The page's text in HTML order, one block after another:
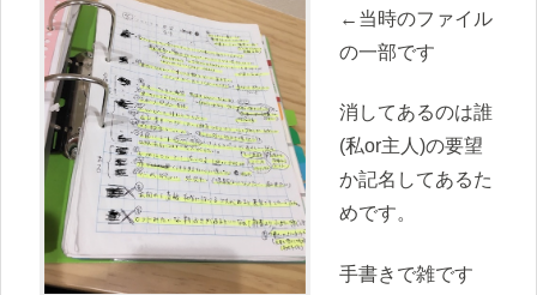
←当時のファイル
の一部です
消してあるのは誰
(私or主人)の要望
か記名してあるた
めです。
手書きで雑です